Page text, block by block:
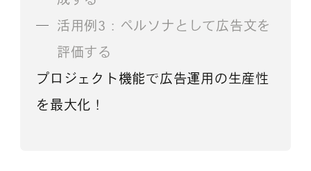
活用例3：ペルソナとして広告文を
評価する
プロジェクト機能で広告運用の生産性
を最大化！